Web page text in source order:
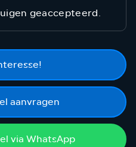
geaccepteerd.
aanvragen
via WhatsApp